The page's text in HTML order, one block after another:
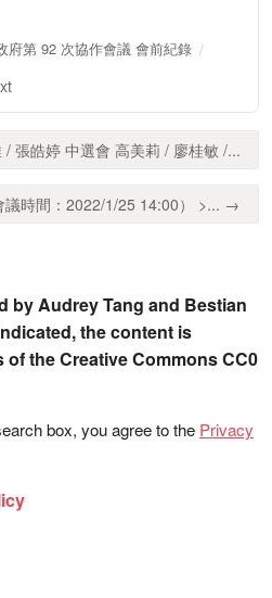
府第 92 次協作會議 會前紀錄
張皓婷 中選會 高美莉 / 廖桂敏 /...
議時間：2022/1/25 14:00） >... →
by Audrey Tang and Bestian
the content is
the Creative Commons CC0
box, you agree to the Privacy